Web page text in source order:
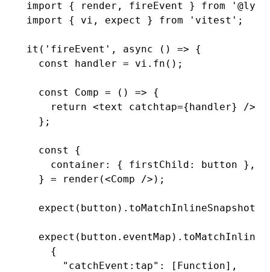
import { render , fireEvent } from
import
{ vi , expect } from 'vitest' ;
it ( 'fireEvent' , async () => {
  const
handler = vi .fn ();
  const
Comp = () => {
    return
<text catchtap={handler} />;
  };
  const
{
    container: { firstChild:
button } ,
  }
= render (<Comp />);
  expect
(button) .toMatchInlineSnapshot
  expect
( button .eventMap)
    {
      "catchEvent:tap": [Function],